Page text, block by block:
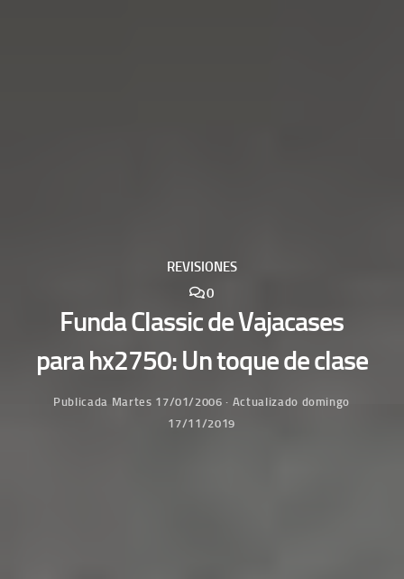
REVISIONES
0
Funda Classic de Vajacases
para hx2750: Un toque de clase
Publicada Martes 17/01/2006 · Actualizado domingo
17/11/2019